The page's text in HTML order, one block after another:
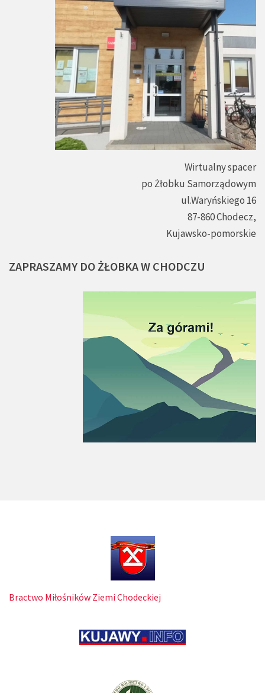
Wirtualny spacer
po Żłobku Samorządowym
ul.Waryńskiego 16
87-860 Chodecz,
Kujawsko-pomorskie
ZAPRASZAMY DOŻŁOBKAW CHODCZU
Bractwo Miłośników Ziemi Chodeckiej